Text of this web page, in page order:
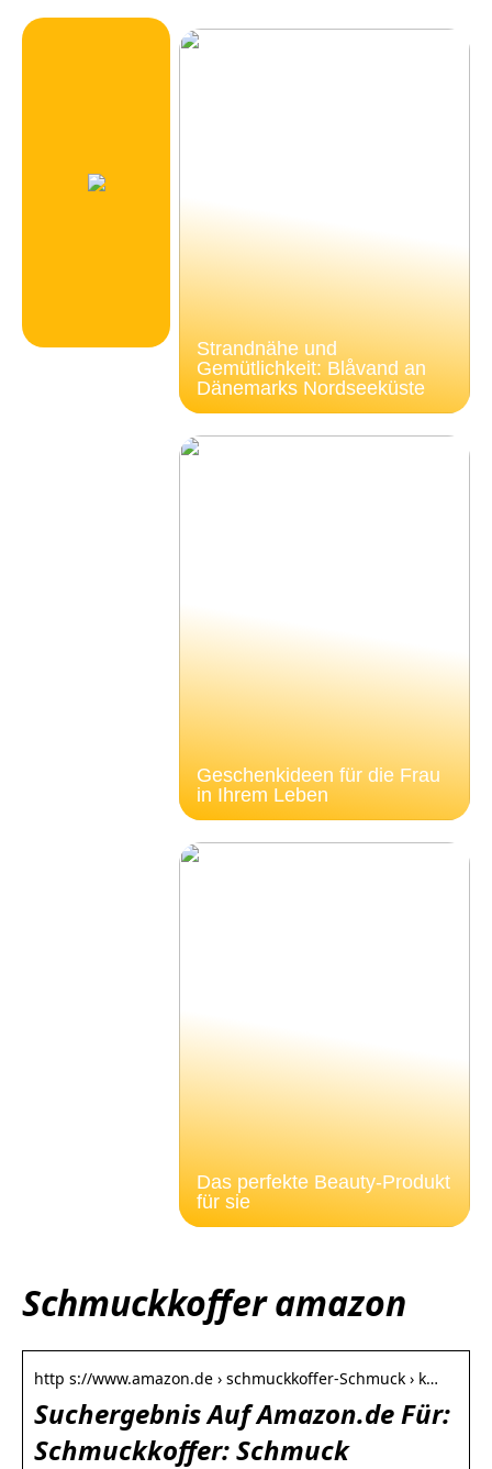
Strandnähe und
Gemütlichkeit: Blåvand an
Dänemarks Nordseeküste
Geschenkideen für die Frau
in Ihrem Leben
Das perfekte Beauty-Produkt
für sie
Schmuckkoffer amazon
http s://www.amazon.de › schmuckkoffer-Schmuck › k…
Suchergebnis Auf Amazon.de Für:
Schmuckkoffer: Schmuck